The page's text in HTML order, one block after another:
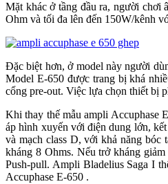
Mặt khác ở tầng đầu ra, người chơi
Ohm và tối đa lên đến 150W/kênh
Đặc biệt hơn, ở model này người
Model E-650 được trang bị khá
cổng pre-out. Việc lựa chọn thiết bị
Khi thay thế mẫu ampli Accuphase
áp hình xuyến với điện dung lớn,
và mạch class D, với khả năng
kháng 8 Ohms. Nếu trở kháng
Push-pull. Ampli Bladelius Saga I
Accuphase E-650 .